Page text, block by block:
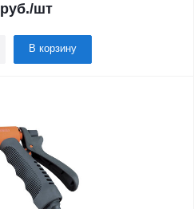
руб./шт
В корзину